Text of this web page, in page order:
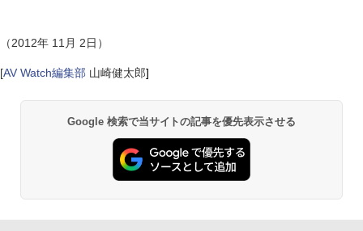
（2012年 11月 2日）
[AV Watch編集部 山崎健太郎]
Google 検索で当サイトの記事を優先表示させる